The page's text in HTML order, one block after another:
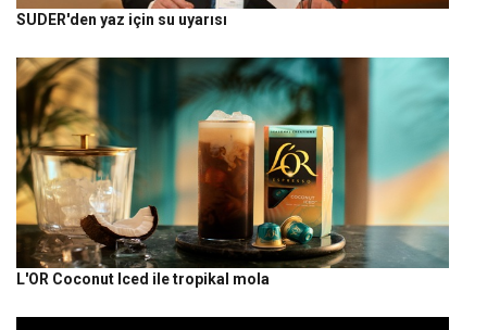
SUDER'den yaz için su uyarısı
L'OR Coconut Iced ile tropikal mola